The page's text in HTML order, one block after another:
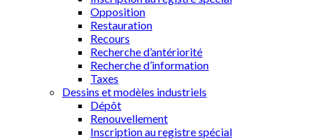
Opposition
Restauration
Recours
Recherche d’antériorité
Recherche d’information
Taxes
Dessins et modèles industriels
Dépôt
Renouvellement
Inscription au registre spécial